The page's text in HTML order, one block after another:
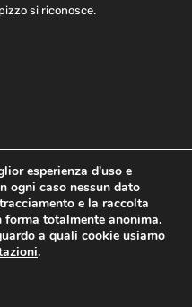
si riconosce.
Contatti
Protection Policy
i diritti riservati | Sede
esperienza d'uso e
ogni caso nessun dato
e la raccolta
totalmente anonima.
a quali cookie usiamo
.